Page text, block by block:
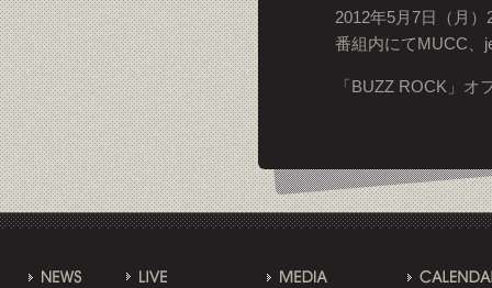
2012年5月7日（月）
番組内にてMUCC、
「BUZZ ROCK」オ